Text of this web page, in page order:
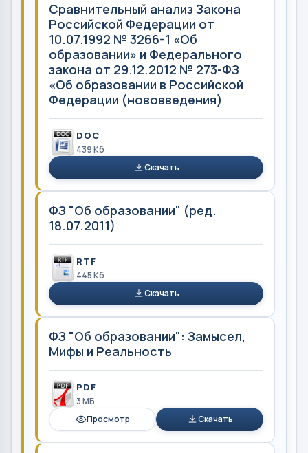
Сравнительный анализ Закона
Российской Федерации от
10.07.1992 № 3266-1 «Об
образовании» и Федерального
закона от 29.12.2012 № 273-ФЗ
«Об образовании в Российской
Федерации (нововведения)
DOC
439 Кб
Скачать
ФЗ "Об образовании" (ред.
18.07.2011)
RTF
445 Кб
Скачать
ФЗ "Об образовании": Замысел,
Мифы и Реальность
PDF
3 MБ
Просмотр
Скачать